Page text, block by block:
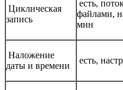
Циклическая
запись
есть,
файлами,
мин
Наложение
даты и времени
есть,